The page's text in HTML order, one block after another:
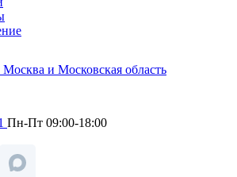
Москва и Московская область
Пн-Пт 09:00-18:00